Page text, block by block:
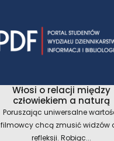
Włosi o relacji między
człowiekiem a naturą
Poruszając uniwersalne
filmowcy chcą zmusić widzów
refleksji. Robiąc...